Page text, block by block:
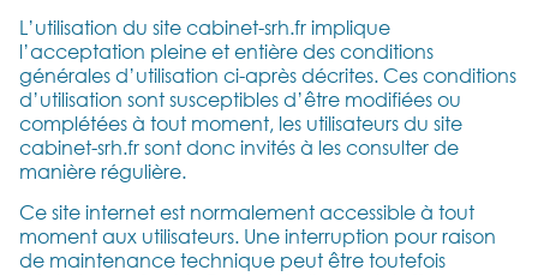
L’utilisation du site cabinet-srh.fr implique
l’acceptation pleine et entière des conditions
générales d’utilisation ci-après décrites. Ces conditions
d’utilisation sont susceptibles d’être modifiées ou
complétées à tout moment, les utilisateurs du site
cabinet-srh.fr sont donc invités à les consulter de
manière régulière.
Ce site internet est normalement accessible à tout
moment aux utilisateurs. Une interruption pour raison
de maintenance technique peut être toutefois